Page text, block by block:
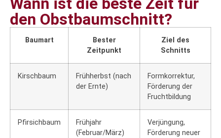
den Obstbaumschnitt?
Baumart
Bester
Zeitpunkt
Ziel des
Schnitts
Kirschbaum
Frühherbst (nach
der Ernte)
Formkorrektur,
Förderung der
Fruchtbildung
Pfirsichbaum
Frühjahr
(Februar/März)
Verjüngung,
Förderung neuer